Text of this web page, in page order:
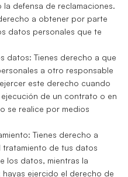
defensa de reclamaciones.
a obtener por parte
datos personales que te
datos: Tienes derecho a que
a otro responsable
este derecho cuando
de un contrato o en
se realice por medios
Tienes derecho a
tratamiento de tus datos
los datos, mientras la
ejercido el derecho de